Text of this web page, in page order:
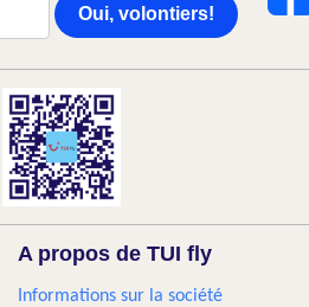
Oui, volontiers!
A propos de TUI fly
Informations sur la société